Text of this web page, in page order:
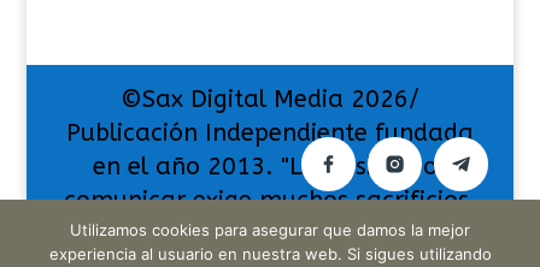
©Sax Digital Media 2026/
Publicación Independiente fundada
en el año 2013. "La pasión por
comunicar exige muchos sacrificios,
pero también da muchas
Utilizamos cookies para asegurar que damos la mejor
experiencia al usuario en nuestra web. Si sigues utilizando